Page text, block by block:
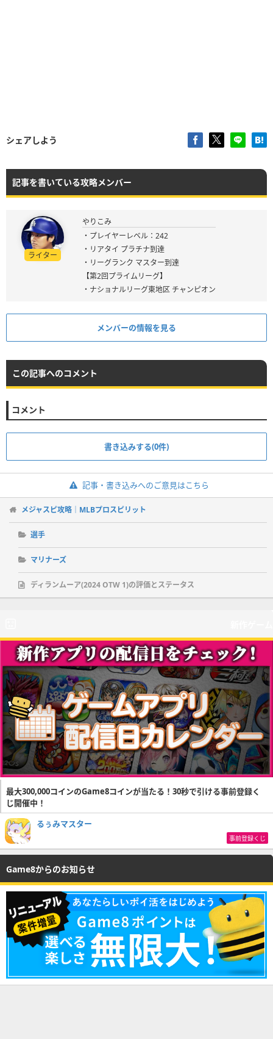
シェアしよう
記事を書いている攻略メンバー
ライター
やりこみ
・プレイヤーレベル：242
・リアタイ プラチナ到達
・リーグランク マスター到達
【第2回プライムリーグ】
・ナショナルリーグ東地区 チャンピオン
メンバーの情報を見る
この記事へのコメント
コメント
書き込みする(0件)
記事・書き込みへのご意見はこちら
メジャスピ攻略｜MLBプロスピリット
選手
マリナーズ
ディランムーア(2024 OTW 1)の評価とステータス
最大300,000コインのGame8コインが当たる！30秒で引ける事前登録く
じ開催中！
るぅみマスター
事前登録くじ
Game8からのお知らせ